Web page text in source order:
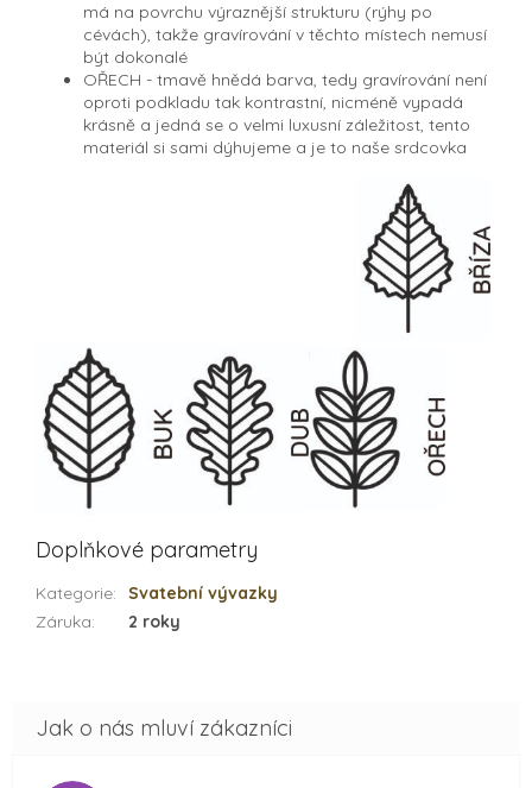
má na povrchu výraznější strukturu (rýhy po
cévách), takže gravírování v těchto místech nemusí
být dokonalé
OŘECH - tmavě hnědá barva, tedy gravírování není
oproti podkladu tak kontrastní, nicméně vypadá
krásně a jedná se o velmi luxusní záležitost, tento
materiál si sami dýhujeme a je to naše srdcovka
Doplňkové parametry
Kategorie:
Svatební vývazky
Záruka: 2 roky